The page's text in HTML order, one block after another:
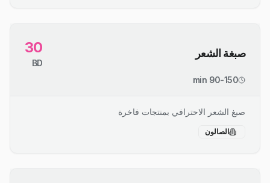
صبغة الشعر 30
BD
90-150 min
صبغ الشعر الاحترافي بمنتجات فاخرة
الصالون